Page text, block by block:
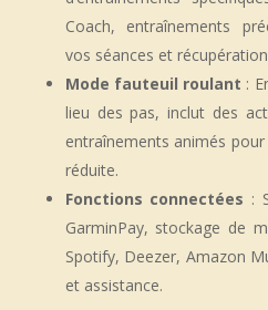
Coach, entraînements
vos séances et
Mode fauteuil roulant :
lieu des pas, inclut des
entraînements animés
réduite.
Fonctions connectées :
GarminPay, stockage de
Spotify, Deezer, Amazon
et assistance.